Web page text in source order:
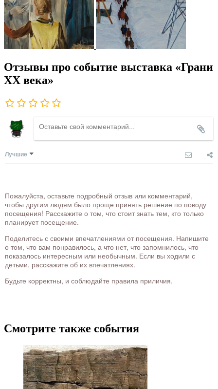
Отзывы про событие выставка «Грани
XX века»
Лучшие
Пожалуйста, оставьте подробный отзыв или комментарий,
чтобы другим людям было проще принять решение по поводу
посещения! Расскажите о том, что стоит знать тем, кто только
планирует посещение.
Поделитесь с своими впечатлениями от посещения. Напишите
о том, что вам понравилось, а что нет, что запомнилось, что
показалось интересным или необычным. Если вы ходили с
детьми, расскажите об их впечатлениях.
Будьте корректны, и соблюдайте правила приличия.
Смотрите также события